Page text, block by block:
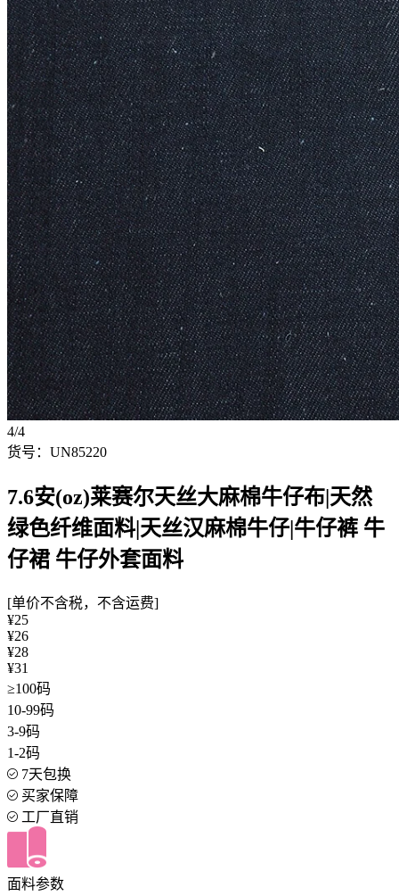
4/4
货号：UN85220
7.6安(oz)莱赛尔天丝大麻棉牛仔布|天然
绿色纤维面料|天丝汉麻棉牛仔|牛仔裤 牛
仔裙 牛仔外套面料
[单价不含税，不含运费]
¥25
¥26
¥28
¥31
≥100码
10-99码
3-9码
1-2码
7天包换
买家保障
工厂直销
面料参数